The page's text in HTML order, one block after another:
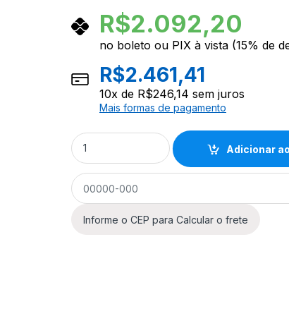
R$2.092,20
no boleto ou PIX à vista (15% de
R$2.461,41
10x de R$246,14 sem juros
Mais formas de pagamento
Guitarra Aria Pro II J-1 See-Through
Adicionar